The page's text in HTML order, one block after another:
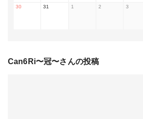
30 31 1 2 3
Can6Ri〜冠〜さんの投稿